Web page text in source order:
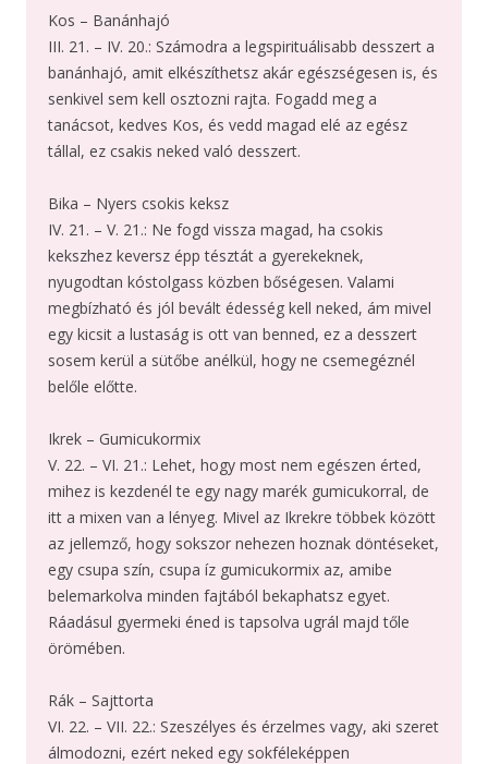
Kos – Banánhajó
III. 21. – IV. 20.: Számodra a legspirituálisabb desszert a
banánhajó, amit elkészíthetsz akár egészségesen is, és
senkivel sem kell osztozni rajta. Fogadd meg a
tanácsot, kedves Kos, és vedd magad elé az egész
tállal, ez csakis neked való desszert.
Bika – Nyers csokis keksz
IV. 21. – V. 21.: Ne fogd vissza magad, ha csokis
kekszhez keversz épp tésztát a gyerekeknek,
nyugodtan kóstolgass közben bőségesen. Valami
megbízható és jól bevált édesség kell neked, ám mivel
egy kicsit a lustaság is ott van benned, ez a desszert
sosem kerül a sütőbe anélkül, hogy ne csemegéznél
belőle előtte.
Ikrek – Gumicukormix
V. 22. – VI. 21.: Lehet, hogy most nem egészen érted,
mihez is kezdenél te egy nagy marék gumicukorral, de
itt a mixen van a lényeg. Mivel az Ikrekre többek között
az jellemző, hogy sokszor nehezen hoznak döntéseket,
egy csupa szín, csupa íz gumicukormix az, amibe
belemarkolva minden fajtából bekaphatsz egyet.
Ráadásul gyermeki éned is tapsolva ugrál majd tőle
örömében.
Rák – Sajttorta
VI. 22. – VII. 22.: Szeszélyes és érzelmes vagy, aki szeret
álmodozni, ezért neked egy sokféleképpen